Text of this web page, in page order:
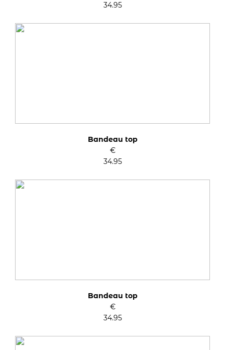
34.95
Bandeau top
€
34.95
Bandeau top
€
34.95